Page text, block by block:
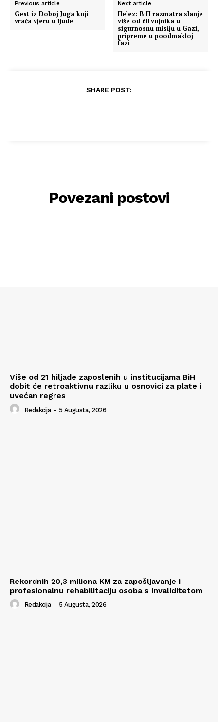
Previous article
Gest iz Doboj Juga koji
vraća vjeru u ljude
Next article
Helez: BiH razmatra slanje
više od 60 vojnika u
sigurnosnu misiju u Gazi,
pripreme u poodmakloj
fazi
SHARE POST:
Povezani postovi
Više od 21 hiljade zaposlenih u institucijama BiH
dobit će retroaktivnu razliku u osnovici za plate i
uvećan regres
Redakcija - 5 Augusta, 2026
Rekordnih 20,3 miliona KM za zapošljavanje i
profesionalnu rehabilitaciju osoba s invaliditetom
Redakcija - 5 Augusta, 2026